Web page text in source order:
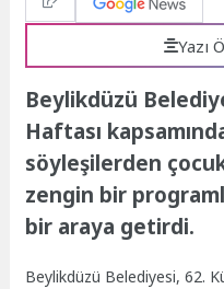
Yazı
Beylikdüzü
Haftası
söyleşilerden
zengin bir
bir araya getirdi.
Beylikdüzü Belediyesi, 62.